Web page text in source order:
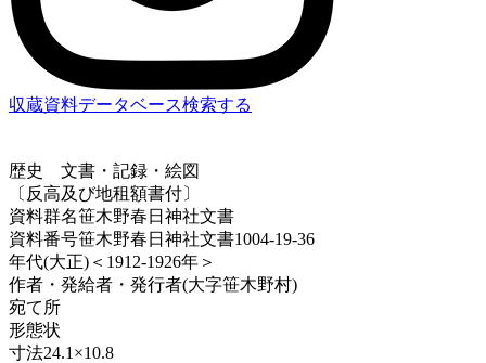
収蔵資料データベース検索する
歴史
文書・記録・絵図
〔反高及び地租額書付〕
資料群名笹木野春日神社文書
資料番号笹木野春日神社文書1004-19-36
年代(大正)＜1912-1926年＞
作者・発給者・発行者(大字笹木野村)
宛て所
形態状
寸法24.1×10.8